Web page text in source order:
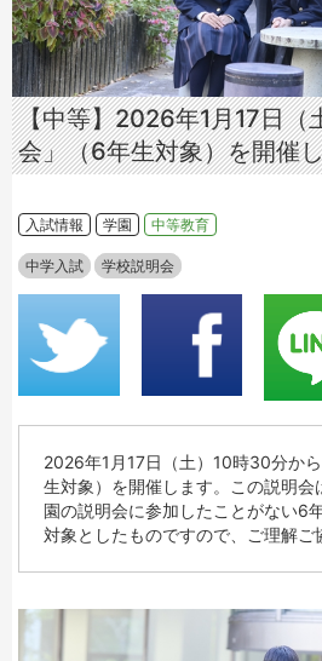
【中等】2026年1月17日（
会」（6年生対象）を開催
入試情報 学園 中等教育
中学入試 学校説明会
2026年1月17日（土）10時30分か
生対象）を開催します。この説明会
園の説明会に参加したことがない6
対象としたものですので、ご理解ご